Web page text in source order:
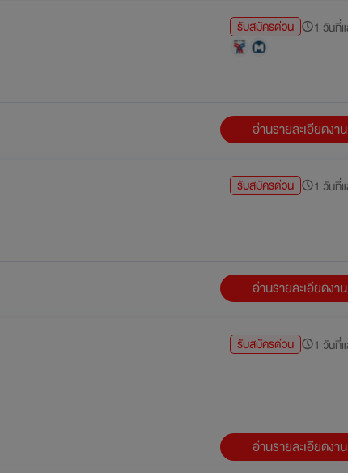
รับสมัครด่วน 1 วันที่
อ่านรายละเอียดงาน
รับสมัครด่วน 1 วันที่
อ่านรายละเอียดงาน
รับสมัครด่วน 1 วันที่
อ่านรายละเอียดงาน